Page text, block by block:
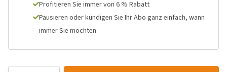
Profitieren Sie immer von 6 % Rabatt
Pausieren oder kündigen Sie Ihr Abo ganz einfach, wann
immer Sie möchten